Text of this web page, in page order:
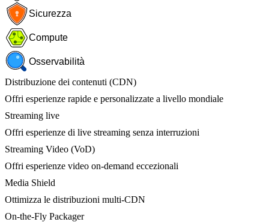
Sicurezza
Compute
Osservabilità
Distribuzione dei contenuti (CDN)
Offri esperienze rapide e personalizzate a livello mondiale
Streaming live
Offri esperienze di live streaming senza interruzioni
Streaming Video (VoD)
Offri esperienze video on-demand eccezionali
Media Shield
Ottimizza le distribuzioni multi-CDN
On-the-Fly Packager